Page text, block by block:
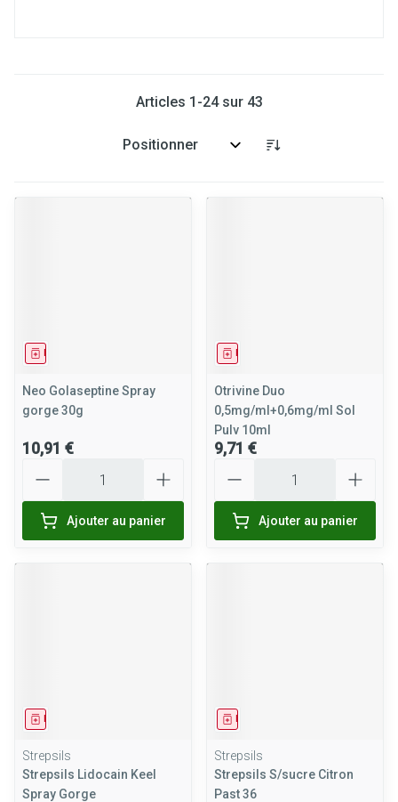
Articles 1 -24sur 43
Trier par:
Neo Golaseptine Spray
gorge 30g
10,91 €
Ajouter au panier
Otrivine Duo
0,5mg/ml+0,6mg/ml Sol
Pulv 10ml
9,71 €
Ajouter au panier
Strepsils
Strepsils Lidocain Keel
Spray Gorge
Strepsils
Strepsils S/sucre Citron
Past 36